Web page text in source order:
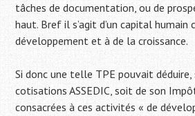
tâches de documentation, ou de
haut. Bref il s’agit d’un capital humain
développement et à de la croissance.
Si donc une telle TPE pouvait
cotisations ASSEDIC, soit de son
consacrées à ces activités « de